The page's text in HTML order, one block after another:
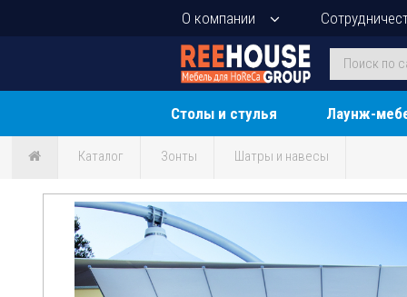
О компании
Столы и стулья Лаунж-
Каталог Зонты Шатры и навесы